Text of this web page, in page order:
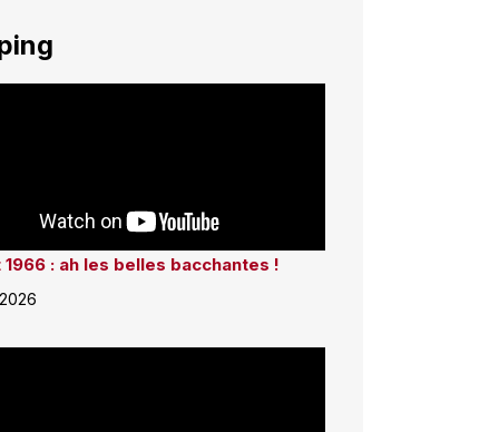
1966 : ah les belles bacchantes !